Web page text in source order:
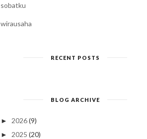
sobatku
wirausaha
RECENT POSTS
BLOG ARCHIVE
► 2026 (9)
► 2025 (20)